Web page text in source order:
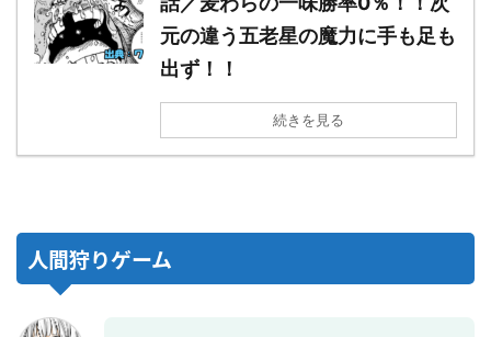
元の違う五老星の魔力に手も足も
出ず！！
続きを見る
人間狩りゲーム